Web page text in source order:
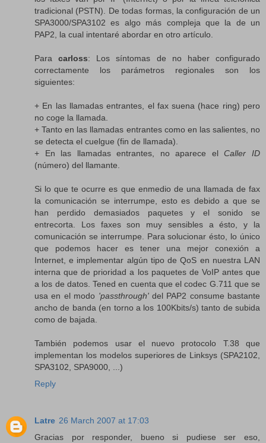
tradicional (PSTN). De todas formas, la configuración de un
SPA3000/SPA3102 es algo más compleja que la de un
PAP2, la cual intentaré abordar en otro artículo.
Paracarloss: Los síntomas de no haber configurado
correctamente los parámetros regionales son los
siguientes:
+ En las llamadas entrantes, el fax suena (hace ring) pero
no coge la llamada.
+ Tanto en las llamadas entrantes como en las salientes, no
se detecta el cuelgue (fin de llamada).
+ En las llamadas entrantes, no aparece elCaller ID
(número) del llamante.
Si lo que te ocurre es que enmedio de una llamada de fax
la comunicación se interrumpe, esto es debido a que se
han perdido demasiados paquetes y el sonido se
entrecorta. Los faxes son muy sensibles a ésto, y la
comunicación se interrumpe. Para solucionar ésto, lo único
que podemos hacer es tener una mejor conexión a
Internet, e implementar algún tipo de QoS en nuestra LAN
interna que de prioridad a los paquetes de VoIP antes que
a los de datos. Tened en cuenta que el codec G.711 que se
usa en el modo 'passthrough'del PAP2 consume bastante
ancho de banda (en torno a los 100Kbits/s) tanto de subida
como de bajada.
También podemos usar el nuevo protocolo T.38 que
implementan los modelos superiores de Linksys (SPA2102,
SPA3102, SPA9000, ...)
Reply
Latre 26 March 2007 at 17:03
Gracias por responder, bueno si pudiese ser eso,